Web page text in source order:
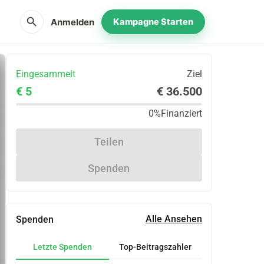
search Anmelden Kampagne Starten
Eingesammelt Ziel
€ 5 € 36.500
0%Finanziert
Teilen
Spenden
Spenden Alle Ansehen
Letzte Spenden Top-Beitragszahler